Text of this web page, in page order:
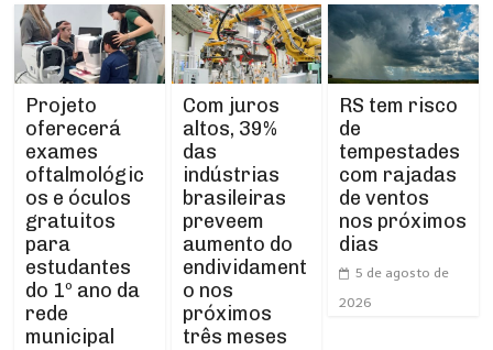
Projeto
oferecerá
exames
oftalmológic
os e óculos
gratuitos
para
estudantes
do 1º ano da
rede
municipal
Com juros
altos, 39%
das
indústrias
brasileiras
preveem
aumento do
endividament
o nos
próximos
três meses
RS tem risco
de
tempestades
com rajadas
de ventos
nos próximos
dias
5 de agosto de
2026